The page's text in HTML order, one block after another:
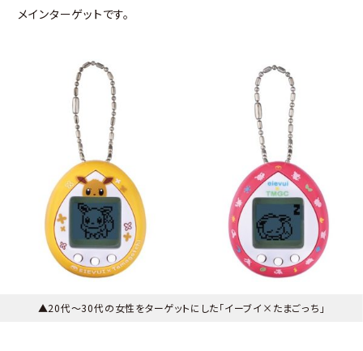
メインターゲットです。
▲20代～30代の女性をターゲットにした「イーブイ×たまごっち」